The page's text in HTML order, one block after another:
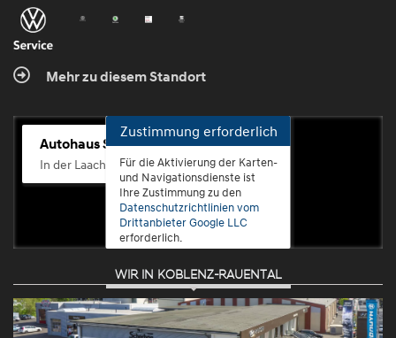
Mehr zu diesem Standort
Autohaus Scherhag
In der Laach 76, 56072 Koblenz-Güls
Zustimmung erforderlich
Für die Aktivierung der Karten-
und Navigationsdienste ist
Ihre Zustimmung zu den
Datenschutzrichtlinien vom
Drittanbieter Google LLC
erforderlich.
Zustimmen
und
aktivieren
WIR IN KOBLENZ-RAUENTAL